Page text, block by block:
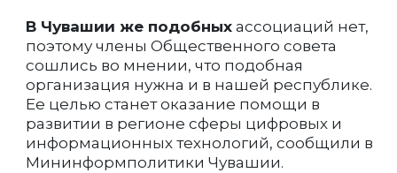
В Чувашии же подобных ассоциаций нет,
поэтому члены Общественного совета
сошлись во мнении, что подобная
организация нужна и в нашей республике.
Ее целью станет оказание помощи в
развитии в регионе сферы цифровых и
информационных технологий, сообщили в
Мининформполитики Чувашии.